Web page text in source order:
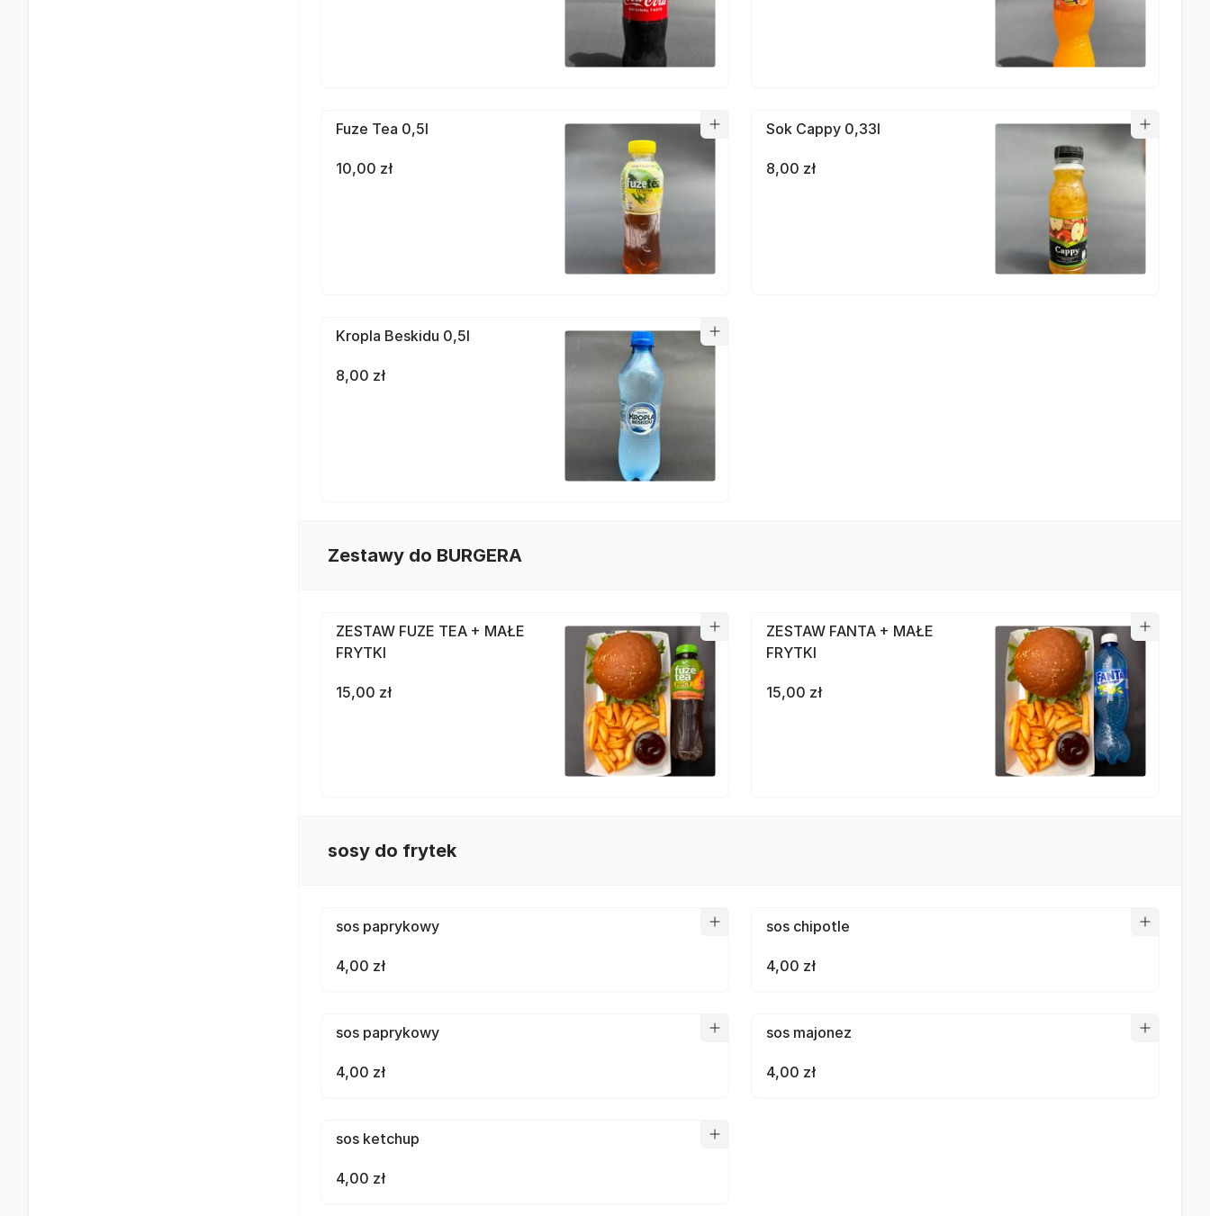
Fuze Tea 0,5l
10,00 zł
Sok Cappy 0,33l
8,00 zł
Kropla Beskidu 0,5l
8,00 zł
Zestawy do BURGERA
ZESTAW FUZE TEA + MAŁE
FRYTKI
15,00 zł
ZESTAW FANTA + MAŁE
FRYTKI
15,00 zł
sosy do frytek
sos paprykowy
4,00 zł
sos chipotle
4,00 zł
sos paprykowy
4,00 zł
sos majonez
4,00 zł
sos ketchup
4,00 zł